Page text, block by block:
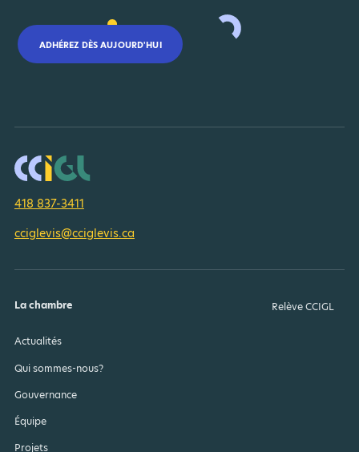
ADHÉREZ DÈS AUJOURD'HUI
418 837-3411
cciglevis@cciglevis.ca
La chambre
Actualités
Qui sommes-nous?
Gouvernance
Équipe
Projets
Relève CCIGL